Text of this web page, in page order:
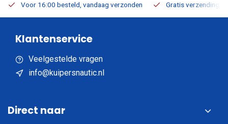
Voor 16:00 besteld, vandaag verzonden Gratis verzending
Klantenservice
Veelgestelde vragen
info@kuipersnautic.nl
Direct naar